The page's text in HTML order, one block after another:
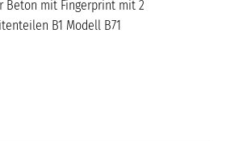
Beton mit Fingerprint mit 2
B1 Modell B71